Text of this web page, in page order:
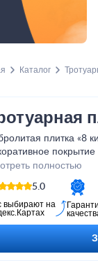
Каталог
плитка «8
дорожек и
около 45 м²,
дня.
разные
у
полностью
5.0
выбирают на